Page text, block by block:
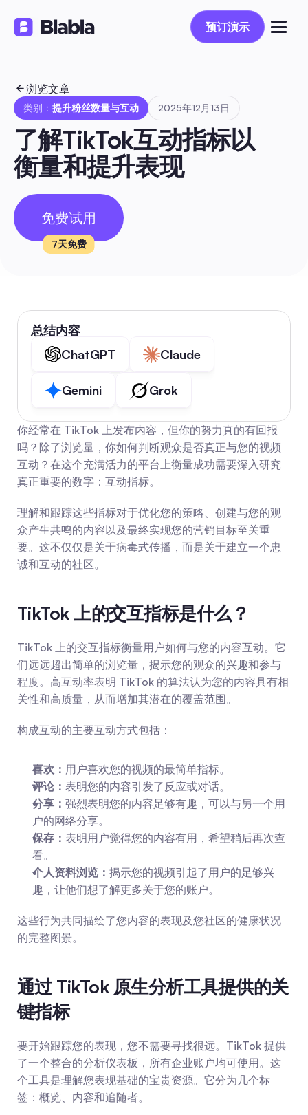
预订演示
预订演示
浏览文章
类别： 提升粉丝数量与互动 2025年12月13日
了解TikTok互动指标以
衡量和提升表现
免费试用
7天免费
总结内容
ChatGPT
Claude
Gemini Grok
你经常在 TikTok 上发布内容，但你的努力真的有回报
吗？除了浏览量，你如何判断观众是否真正与您的视频
互动？在这个充满活力的平台上衡量成功需要深入研究
真正重要的数字：互动指标。
理解和跟踪这些指标对于优化您的策略、创建与您的观
众产生共鸣的内容以及最终实现您的营销目标至关重
要。这不仅仅是关于病毒式传播，而是关于建立一个忠
诚和互动的社区。
TikTok 上的交互指标是什么？
TikTok 上的交互指标衡量用户如何与您的内容互动。它
们远远超出简单的浏览量，揭示您的观众的兴趣和参与
程度。高互动率表明 TikTok 的算法认为您的内容具有相
关性和高质量，从而增加其潜在的覆盖范围。
构成互动的主要互动方式包括：
喜欢： 用户喜欢您的视频的最简单指标。
评论： 表明您的内容引发了反应或对话。
分享： 强烈表明您的内容足够有趣，可以与另一个用
户的网络分享。
保存： 表明用户觉得您的内容有用，希望稍后再次查
看。
个人资料浏览： 揭示您的视频引起了用户的足够兴
趣，让他们想了解更多关于您的账户。
这些行为共同描绘了您内容的表现及您社区的健康状况
的完整图景。
通过 TikTok 原生分析工具提供的关
键指标
要开始跟踪您的表现，您不需要寻找很远。TikTok 提供
了一个整合的分析仪表板，所有企业账户均可使用。这
个工具是理解您表现基础的宝贵资源。它分为几个标
签：概览、内容和追随者。